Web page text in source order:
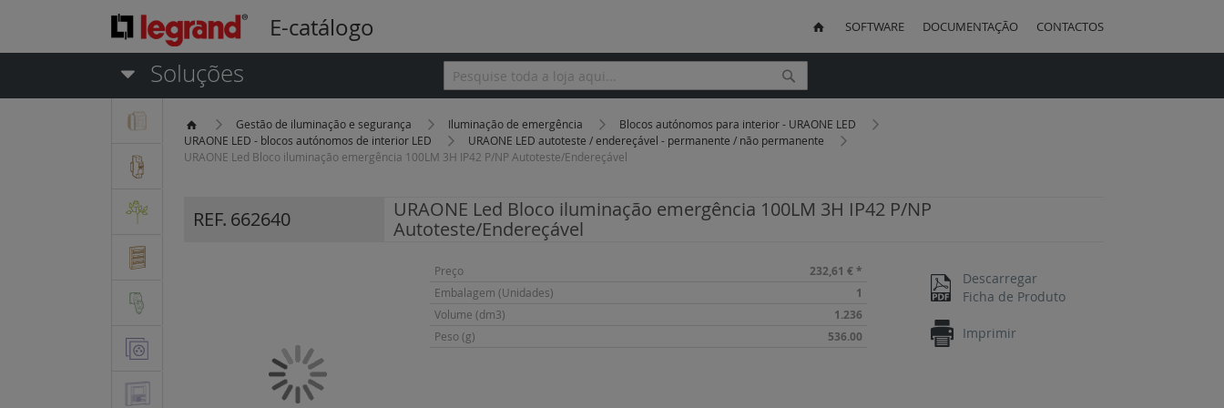
E-catálogo SOFTWARE DOCUMENTAÇÃO CONTACTOS
Soluções
Pesquisa Pesquisa
Gestão de iluminação e segurança Iluminação de emergência
Blocos autónomos para interior - URAONE LED
URAONE LED - blocos autónomos de interior LED
URAONE LED autoteste / endereçável - permanente / não permanente
URAONE Led Bloco iluminação emergência 100LM 3H IP42 P/NP Autoteste/Endereçável
REF. 662640
URAONE Led Bloco iluminação emergência 100LM 3H IP42 P/NP
Autoteste/Endereçável
Mais
informação
Preço 232,61 € *
Embalagem (Unidades) 1
Volume (dm3) 1.236
Peso (g) 536.00
Descarregar
Ficha de Produto
Imprimir